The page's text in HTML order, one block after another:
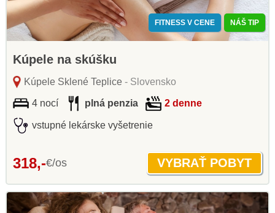
FITNESS V CENE NÁŠ TIP
Kúpele na skúšku
Kúpele Sklené Teplice- Slovensko
4 nocí plná penzia 2 denne
vstupné lekárske vyšetrenie
318,-€/os